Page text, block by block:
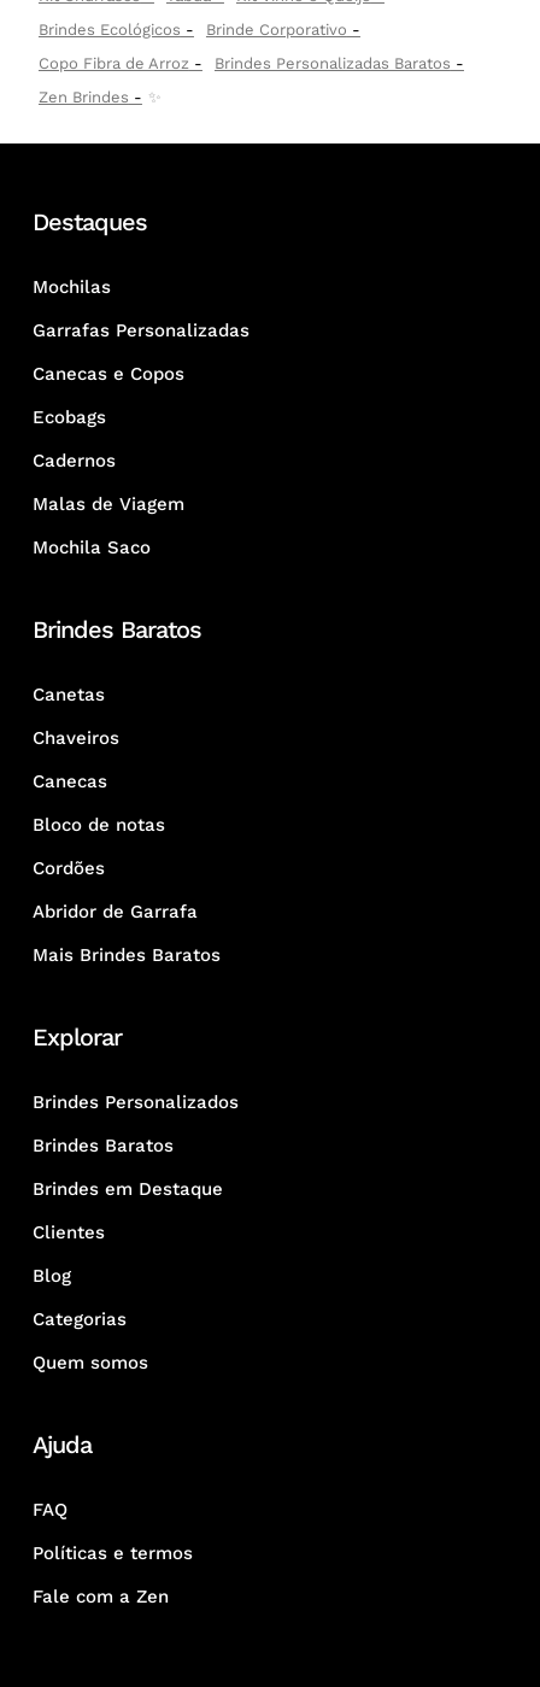
Brindes Ecológicos
Brinde Corporativo
Copo Fibra de Arroz
Brindes Personalizadas Baratos
Zen Brindes
✨
Destaques
Mochilas
Garrafas Personalizadas
Canecas e Copos
Ecobags
Cadernos
Malas de Viagem
Mochila Saco
Brindes Baratos
Canetas
Chaveiros
Canecas
Bloco de notas
Cordões
Abridor de Garrafa
Mais Brindes Baratos
Explorar
Brindes Personalizados
Brindes Baratos
Brindes em Destaque
Clientes
Blog
Categorias
Quem somos
Ajuda
FAQ
Políticas e termos
Fale com a Zen